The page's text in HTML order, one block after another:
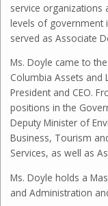
service organizations
levels of government
served as Associate
Ms. Doyle came to
Columbia Assets and
President and CEO.
positions in the
Deputy Minister of
Business, Tourism
Services, as well as
Ms. Doyle holds a
and Administration